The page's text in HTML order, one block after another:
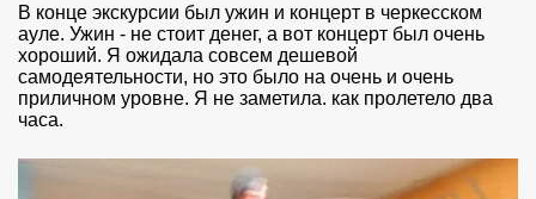
В конце экскурсии был ужин и концерт в черкесском
ауле. Ужин - не стоит денег, а вот концерт был очень
хороший. Я ожидала совсем дешевой
самодеятельности, но это было на очень и очень
приличном уровне. Я не заметила. как пролетело два
часа.